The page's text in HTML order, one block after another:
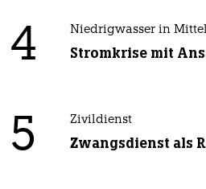
4 Niedrigwasser in
Stromkrise mit
5 Zivildienst
Zwangsdienst als